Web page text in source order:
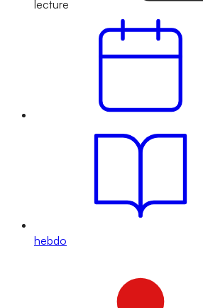
lecture
hebdo